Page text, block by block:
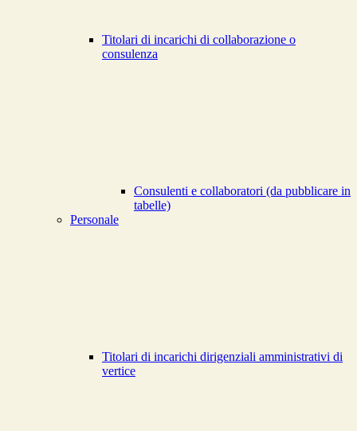
Titolari di incarichi di collaborazione o
consulenza
Consulenti e collaboratori (da pubblicare in
tabelle)
Personale
Titolari di incarichi dirigenziali amministrativi di
vertice